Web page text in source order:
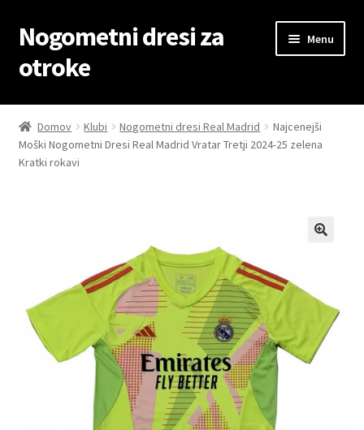
Skip
to
navigation
Skip
to
content
Nogometni dresi za
otroke
Menu
Domov
Blog
Trgovina
Zaključek nakupa
Domov Klubi Nogometni dresi Real Madrid
Najcenejši
Moški Nogometni Dresi Real Madrid Vratar Tretji 2024-25 zelena
Kratki rokavi